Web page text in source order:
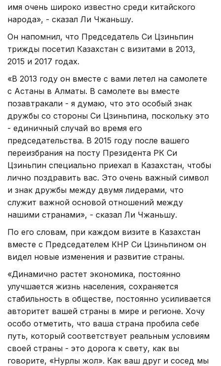
имя очень широко известно среди китайского
народа», - сказал Ли Чжаньшу.
Он напомнил, что Председатель Си Цзиньпин
трижды посетил Казахстан с визитами в 2013,
2015 и 2017 годах.
«В 2013 году он вместе с вами летел на самолете
с Астаны в Алматы. В самолете вы вместе
позавтракали - я думаю, что это особый знак
дружбы со стороны Си Цзиньпина, поскольку это
- единичный случай во время его
председательства. В 2015 году после вашего
переизбрания на посту Президента РК Си
Цзиньпин специально приехал в Казахстан, чтобы
лично поздравить вас. Это очень важный символ
и знак дружбы между двумя лидерами, что
служит важной основой отношений между
нашими странами», - сказал Ли Чжаньшу.
По его словам, при каждом визите в Казахстан
вместе с Председателем КНР Си Цзиньпином он
видел новые изменения и развитие страны.
«Динамично растет экономика, постоянно
улучшается жизнь населения, сохраняется
стабильность в обществе, постоянно усиливается
авторитет вашей страны в мире и регионе. Хочу
особо отметить, что ваша страна пробила себе
путь, который соответствует реальным условиям
своей страны - это дорога к свету, как вы
говорите, «Нурлы жол». Как ваш друг и сосед мы